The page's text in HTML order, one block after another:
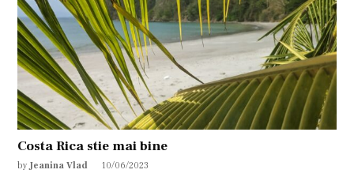
Costa Rica stie mai bine
by Jeanina Vlad 10/06/2023